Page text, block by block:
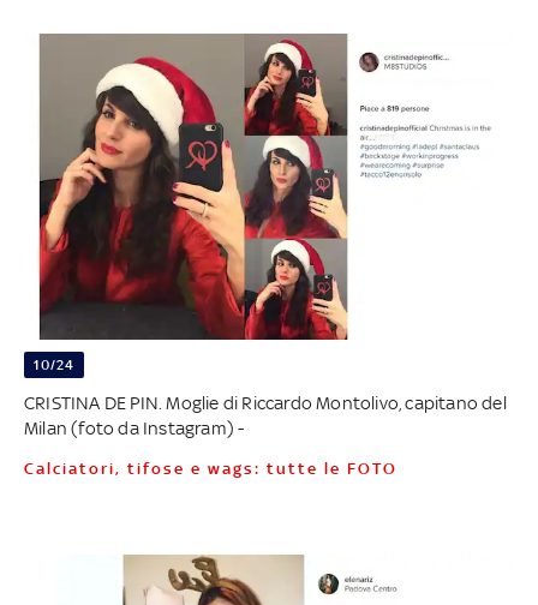
10/24
CRISTINA DE PIN. Moglie di Riccardo Montolivo, capitano del
Milan (foto da Instagram) -
Calciatori, tifose e wags: tutte le FOTO